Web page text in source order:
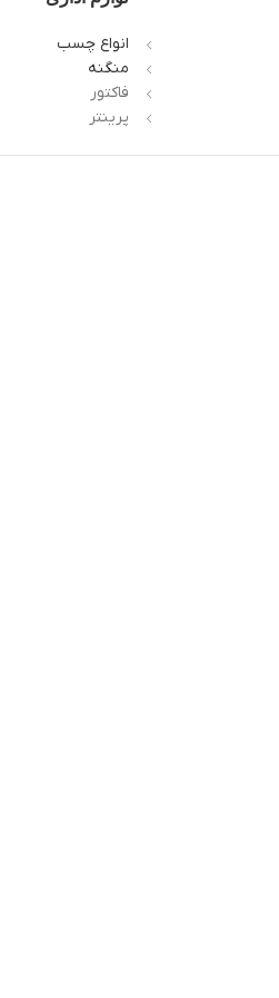
انواع چسب
منگنه
فاکتور
پرینتر